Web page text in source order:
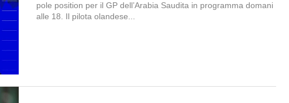
pole position per il GP dell’Arabia Saudita in programma domani
alle 18. Il pilota olandese...